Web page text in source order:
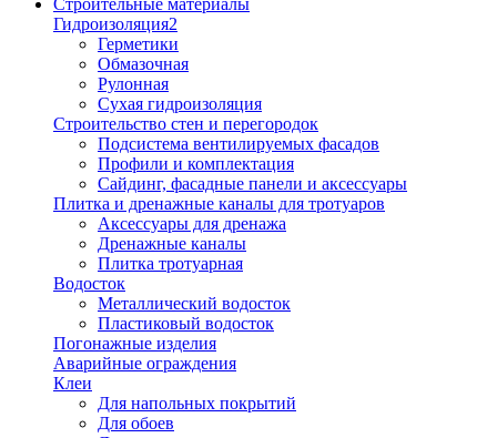
Строительные материалы
Гидроизоляция2
Герметики
Обмазочная
Рулонная
Сухая гидроизоляция
Строительство стен и перегородок
Подсистема вентилируемых фасадов
Профили и комплектация
Сайдинг, фасадные панели и аксессуары
Плитка и дренажные каналы для тротуаров
Аксессуары для дренажа
Дренажные каналы
Плитка тротуарная
Водосток
Металлический водосток
Пластиковый водосток
Погонажные изделия
Аварийные ограждения
Клеи
Для напольных покрытий
Для обоев